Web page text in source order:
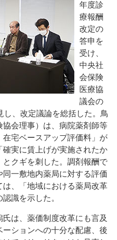
年度診
療報酬
改定の
答申を
受け、
中央社
会保険
医療協
議会の
し、改定議論を総括した。鳥
会理事）は、病院薬剤師等
宅ベースアップ評価料」が
実に賃上げが実施されたか
クギを刺した。調剤報酬で
一敷地内薬局に対する評価
、「地域における薬局改革
識を示した。
は、薬価制度改革にも言及
ションへの十分な配慮、後